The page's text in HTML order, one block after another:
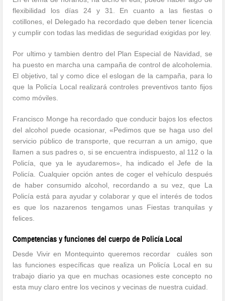
flexibilidad los días 24 y 31. En cuanto a las fiestas o
cotillones, el Delegado ha recordado que deben tener licencia
y cumplir con todas las medidas de seguridad exigidas por ley.
Por ultimo y tambien dentro del Plan Especial de Navidad, se
ha puesto en marcha una campaña de control de alcoholemia.
El objetivo, tal y como dice el eslogan de la campaña, para lo
que la Policía Local realizará controles preventivos tanto fijos
como móviles.
Francisco Monge ha recordado que conducir bajos los efectos
del alcohol puede ocasionar, «Pedimos que se haga uso del
servicio público de transporte, que recurran a un amigo, que
llamen a sus padres o, si se encuentra indispuesto, al 112 o la
Policía, que ya le ayudaremos», ha indicado el Jefe de la
Policía. Cualquier opción antes de coger el vehículo después
de haber consumido alcohol, recordando a su vez, que La
Policía está para ayudar y colaborar y que el interés de todos
es que los nazarenos tengamos unas Fiestas tranquilas y
felices.
Competencias y funciones del cuerpo de Policía Local
Desde Vivir en Montequinto queremos recordar cuáles son
las funciones específicas que realiza un Policía Local en su
trabajo diario ya que en muchas ocasiones este concepto no
esta muy claro entre los vecinos y vecinas de nuestra cuidad.